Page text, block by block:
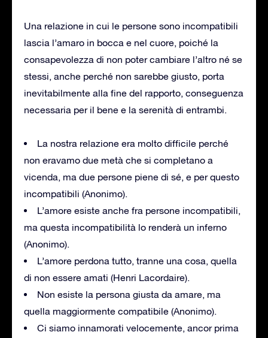
Una relazione in cui le persone sono incompatibili
lascia l’amaro in bocca e nel cuore, poiché la
consapevolezza di non poter cambiare l’altro né se
stessi, anche perché non sarebbe giusto, porta
inevitabilmente alla fine del rapporto, conseguenza
necessaria per il bene e la serenità di entrambi.
La nostra relazione era molto difficile perché
non eravamo due metà che si completano a
vicenda, ma due persone piene di sé, e per questo
incompatibili (Anonimo).
L’amore esiste anche fra persone incompatibili,
ma questa incompatibilità lo renderà un inferno
(Anonimo).
L’amore perdona tutto, tranne una cosa, quella
di non essere amati (Henri Lacordaire).
Non esiste la persona giusta da amare, ma
quella maggiormente compatibile (Anonimo).
Ci siamo innamorati velocemente, ancor prima